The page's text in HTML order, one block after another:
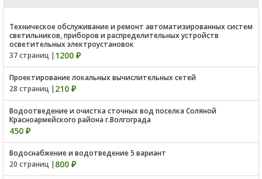
Техническое обслуживание и ремонт автоматизированных систем
светильников, приборов и распределительных устройств
осветительных электроустановок
37 страниц | 1200 ₽
Проектирование локальных вычислительных сетей
28 страниц | 210 ₽
Водоотведение и очистка сточных вод поселка Соляной
Красноармейского района г.Волгограда
450 ₽
Водоснабжение и водотведение 5 вариант
20 страниц | 800 ₽